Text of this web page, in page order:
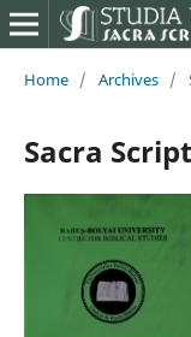
Home / Archives /
Sacra